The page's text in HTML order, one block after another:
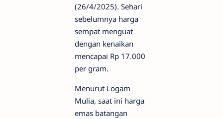
(26/4/2025). Sehari
sebelumnya harga
sempat menguat
dengan kenaikan
mencapai Rp 17.000
per gram.
Menurut Logam
Mulia, saat ini harga
emas batangan